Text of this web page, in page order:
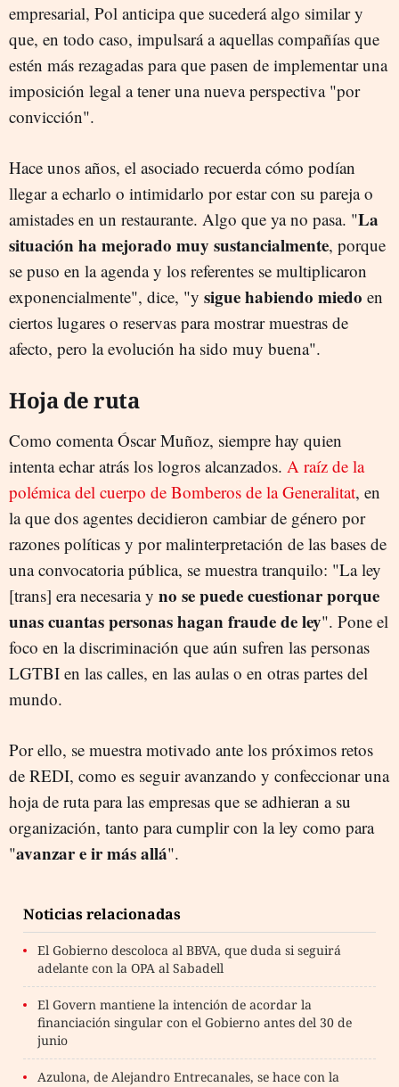
empresarial, Pol anticipa que sucederá algo similar y
que, en todo caso, impulsará a aquellas compañías que
estén más rezagadas para que pasen de implementar una
imposición legal a tener una nueva perspectiva "por
convicción".
Hace unos años, el asociado recuerda cómo podían
llegar a echarlo o intimidarlo por estar con su pareja o
amistades en un restaurante. Algo que ya no pasa. "La
situación ha mejorado muy sustancialmente, porque
se puso en la agenda y los referentes se multiplicaron
exponencialmente", dice, "y sigue habiendo miedo en
ciertos lugares o reservas para mostrar muestras de
afecto, pero la evolución ha sido muy buena".
Hoja de ruta
Como comenta Óscar Muñoz, siempre hay quien
intenta echar atrás los logros alcanzados. A raíz de la
polémica del cuerpo de Bomberos de la Generalitat, en
la que dos agentes decidieron cambiar de género por
razones políticas y por malinterpretación de las bases de
una convocatoria pública, se muestra tranquilo: "La ley
[trans] era necesaria y no se puede cuestionar porque
unas cuantas personas hagan fraude de ley". Pone el
foco en la discriminación que aún sufren las personas
LGTBI en las calles, en las aulas o en otras partes del
mundo.
Por ello, se muestra motivado ante los próximos retos
de REDI, como es seguir avanzando y confeccionar una
hoja de ruta para las empresas que se adhieran a su
organización, tanto para cumplir con la ley como para
"avanzar e ir más allá".
Noticias relacionadas
El Gobierno descoloca al BBVA, que duda si seguirá
adelante con la OPA al Sabadell
El Govern mantiene la intención de acordar la
financiación singular con el Gobierno antes del 30 de
junio
Azulona, de Alejandro Entrecanales, se hace con la